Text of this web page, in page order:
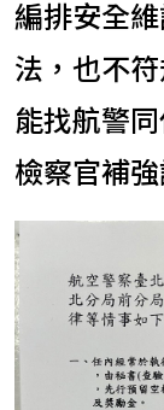
編排安全
法，也不
能找航警
檢察官補強